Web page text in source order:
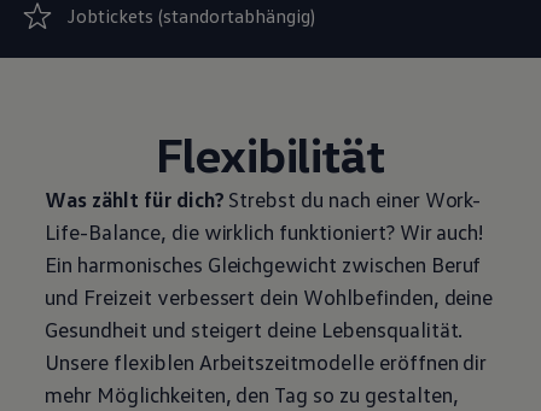
Jobtickets (standortabhängig)
Flexibilität
Was zählt für dich? Strebst du nach einer Work-
Life-Balance, die wirklich funktioniert? Wir auch!
Ein harmonisches Gleichgewicht zwischen Beruf
und Freizeit verbessert dein Wohlbefinden, deine
Gesundheit und steigert deine Lebensqualität.
Unsere flexiblen Arbeitszeitmodelle eröffnen dir
mehr Möglichkeiten, den Tag so zu gestalten,